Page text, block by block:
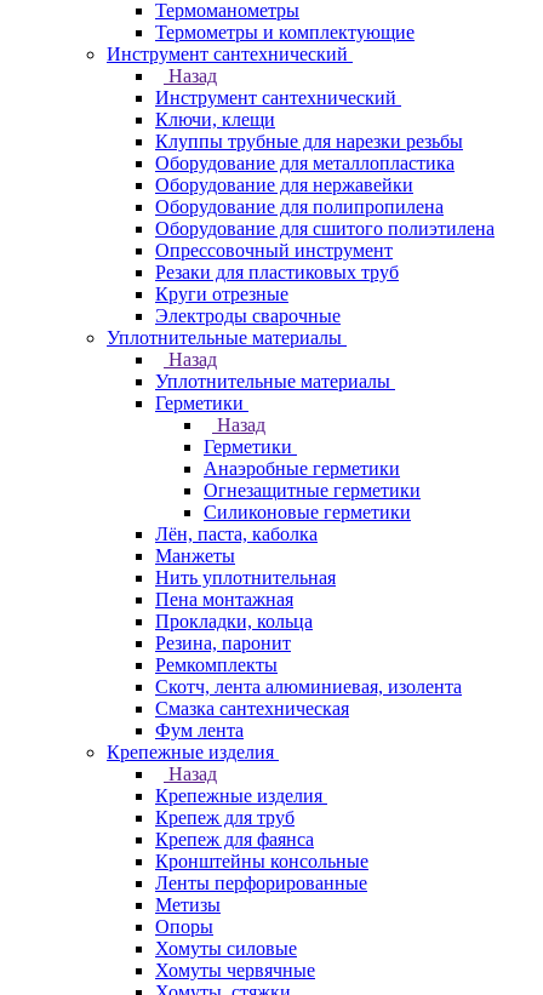
Термоманометры
Термометры и комплектующие
Инструмент сантехнический
Назад
Инструмент сантехнический
Ключи, клещи
Клуппы трубные для нарезки резьбы
Оборудование для металлопластика
Оборудование для нержавейки
Оборудование для полипропилена
Оборудование для сшитого полиэтилена
Опрессовочный инструмент
Резаки для пластиковых труб
Круги отрезные
Электроды сварочные
Уплотнительные материалы
Назад
Уплотнительные материалы
Герметики
Назад
Герметики
Анаэробные герметики
Огнезащитные герметики
Силиконовые герметики
Лён, паста, каболка
Манжеты
Нить уплотнительная
Пена монтажная
Прокладки, кольца
Резина, паронит
Ремкомплекты
Скотч, лента алюминиевая, изолента
Смазка сантехническая
Фум лента
Крепежные изделия
Назад
Крепежные изделия
Крепеж для труб
Крепеж для фаянса
Кронштейны консольные
Ленты перфорированные
Метизы
Опоры
Хомуты силовые
Хомуты червячные